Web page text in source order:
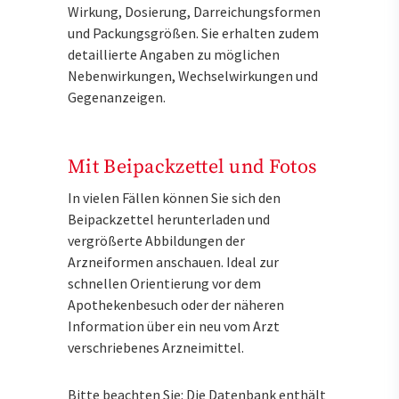
Wirkung, Dosierung, Darreichungsformen
und Packungsgrößen. Sie erhalten zudem
detaillierte Angaben zu möglichen
Nebenwirkungen, Wechselwirkungen und
Gegenanzeigen.
Mit Beipackzettel und Fotos
In vielen Fällen können Sie sich den
Beipackzettel herunterladen und
vergrößerte Abbildungen der
Arzneiformen anschauen. Ideal zur
schnellen Orientierung vor dem
Apothekenbesuch oder der näheren
Information über ein neu vom Arzt
verschriebenes Arzneimittel.
Bitte beachten Sie: Die Datenbank enthält